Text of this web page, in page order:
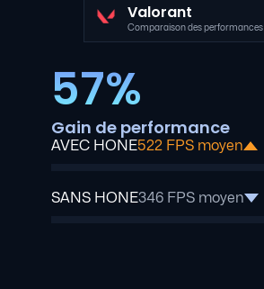
Valorant
Comparaison des performances
57%
Gain de performance
AVEC HONE522 FPS moyen
SANS HONE346 FPS moyen